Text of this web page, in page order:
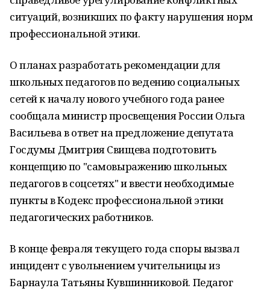
ситуаций, возникших по факту нарушения норм
профессиональной этики.
О планах разработать рекомендации для
школьных педагогов по ведению социальных
сетей к началу нового учебного года ранее
сообщала министр просвещения России Ольга
Васильева в ответ на предложение депутата
Госдумы Дмитрия Свищева подготовить
концепцию по "самовыражению школьных
педагогов в соцсетях" и ввести необходимые
пункты в Кодекс профессиональной этики
педагогических работников.
В конце февраля текущего года споры вызвал
инцидент с увольнением учительницы из
Барнаула Татьяны Кувшинниковой. Педагог